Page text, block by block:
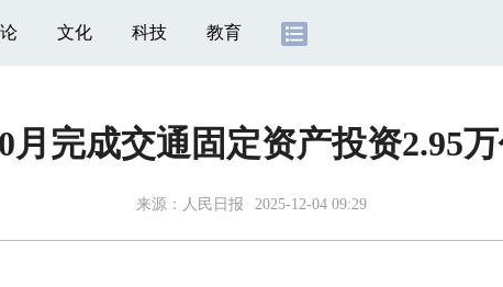
文化 科技 教育
月完成交通固定资产投资2.95
来源： 人民日报 2025-12-04 09:29